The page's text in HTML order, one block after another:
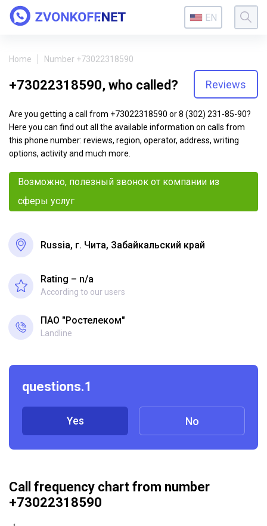
EN
Home Number +73022318590
+73022318590, who called? Reviews
Are you getting a call from +73022318590 or 8 (302) 231-85-90?
Here you can find out all the available information on calls from
this phone number: reviews, region, operator, address, writing
options, activity and much more.
Возможно, полезный звонок от компании из
сферы услуг
Russia, г. Чита, Забайкальский край
Rating – n/a
According to our users
ПАО "Ростелеком"
Landline
questions.1
Yes No
Call frequency chart from number
+73022318590